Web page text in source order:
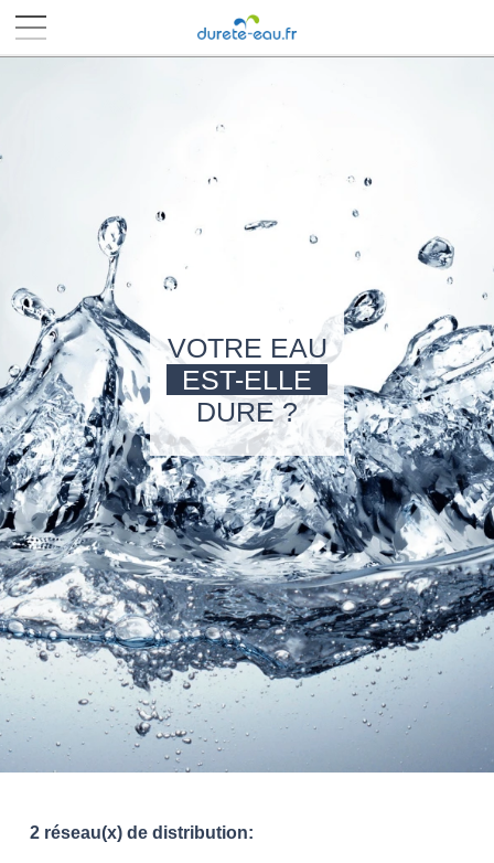
VOTRE EAU
EST-ELLE
DURE ?
2 réseau(x) de distribution: